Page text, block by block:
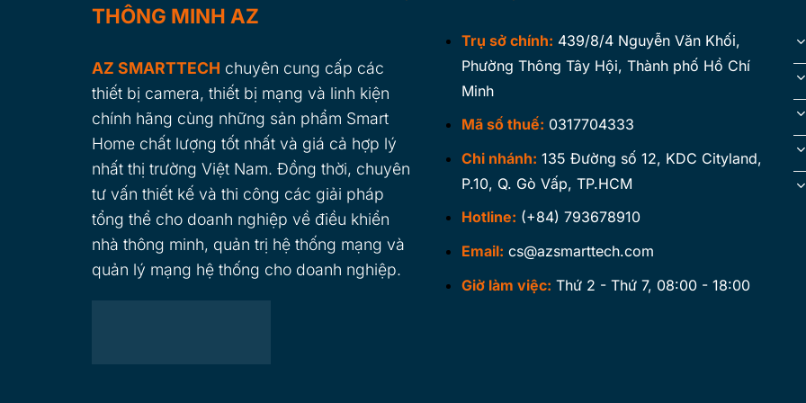
THÔNG MINH AZ
AZ SMARTTECH chuyên cung cấp các
thiết bị camera, thiết bị mạng và linh kiện
chính hãng cùng những sản phẩm Smart
Home chất lượng tốt nhất và giá cả hợp lý
nhất thị trường Việt Nam. Đồng thời, chuyên
tư vấn thiết kế và thi công các giải pháp
tổng thể cho doanh nghiệp về điều khiển
nhà thông minh, quản trị hệ thống mạng và
quản lý mạng hệ thống cho doanh nghiệp.
Trụ sở chính: 439/8/4 Nguyễn Văn Khối,
Phường Thông Tây Hội, Thành phố Hồ Chí
Minh
Mã số thuế: 0317704333
Chi nhánh: 135 Đường số 12, KDC Cityland,
P.10, Q. Gò Vấp, TP.HCM
Hotline: (+84) 793678910
Email: cs@azsmarttech.com
Giờ làm việc: Thứ 2 - Thứ 7, 08:00 - 18:00